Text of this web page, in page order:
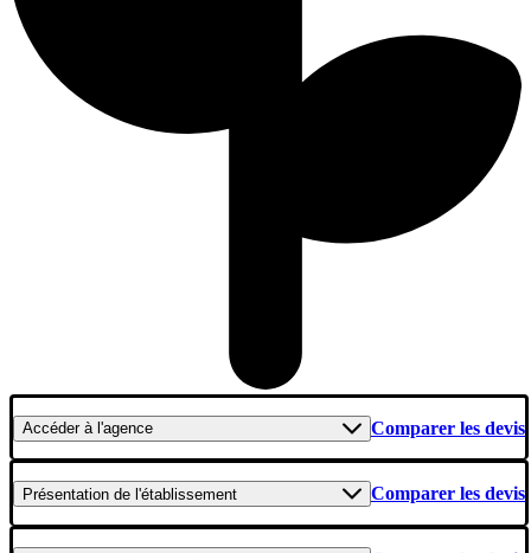
Accéderà l'agence Comparer les devis
Présentation de l'établissement Comparer les devis